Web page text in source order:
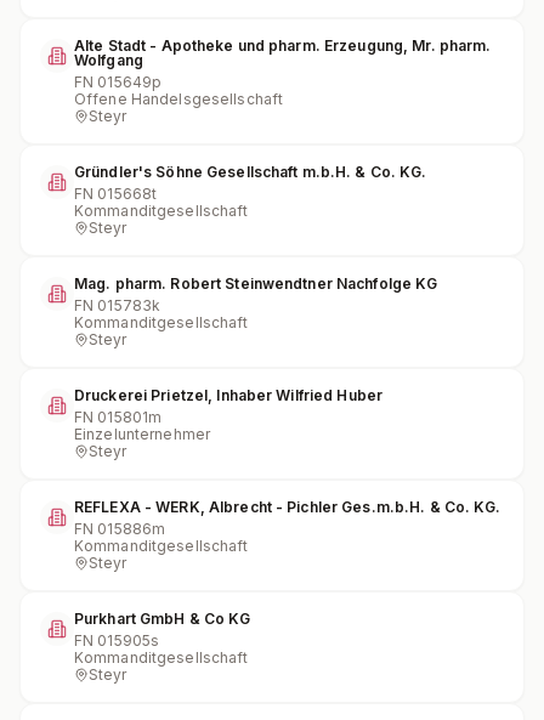
Alte Stadt - Apotheke und pharm. Erzeugung, Mr. pharm.
Wolfgang
FN 015649p
Offene Handelsgesellschaft
Steyr
Gründler's Söhne Gesellschaft m.b.H. & Co. KG.
FN 015668t
Kommanditgesellschaft
Steyr
Mag. pharm. Robert Steinwendtner Nachfolge KG
FN 015783k
Kommanditgesellschaft
Steyr
Druckerei Prietzel, Inhaber Wilfried Huber
FN 015801m
Einzelunternehmer
Steyr
REFLEXA - WERK, Albrecht - Pichler Ges.m.b.H. & Co. KG.
FN 015886m
Kommanditgesellschaft
Steyr
Purkhart GmbH & Co KG
FN 015905s
Kommanditgesellschaft
Steyr